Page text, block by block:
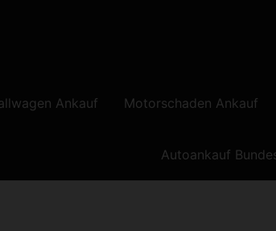
Ankauf Motorschaden Ankauf
Autoankauf